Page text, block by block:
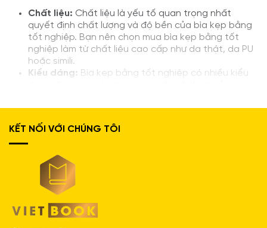
Chất liệu: Chất liệu là yếu tố quan trọng nhất
quyết định chất lượng và độ bền của bìa kẹp bằng
tốt nghiệp. Bạn nên chọn mua bìa kẹp bằng tốt
nghiệp làm từ chất liệu cao cấp như da thật, da PU
hoặc simili.
Kiểu dáng: Bìa kẹp bằng tốt nghiệp có nhiều kiểu
nghiệp có kiểu dáng phù hợp với phong cách của
mình.
Giá cả:Giá cả của bìa kẹp bằng tốt nghiệp phụ
nên cân nhắc ngân sách của mình trước khi mua.
KẾT NỐI VỚI CHÚNG TÔI